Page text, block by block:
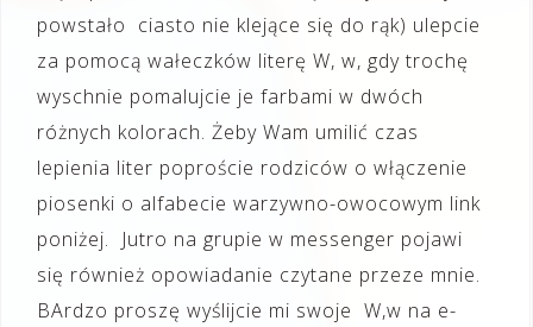
powstało ciasto nie klejące się do rąk) ulepcie
za pomocą wałeczków literę W, w, gdy trochę
wyschnie pomalujcie je farbami w dwóch
różnych kolorach. Żeby Wam umilić czas
lepienia liter poproście rodziców o włączenie
piosenki o alfabecie warzywno-owocowym link
poniżej. Jutro na grupie w messenger pojawi
się również opowiadanie czytane przeze mnie.
BArdzo proszę wyślijcie mi swoje W,w na e-